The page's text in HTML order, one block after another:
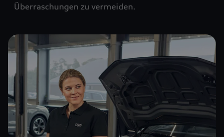
Überraschungen zu vermeiden.